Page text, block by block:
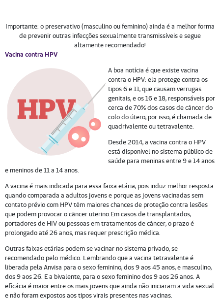
Importante: o preservativo (masculino ou feminino) ainda é a melhor forma
de prevenir outras infecções sexualmente transmissíveis e segue
altamente recomendado!
Vacina contra HPV
A boa notícia é que existe vacina
contra o HPV: ela protege contra os
tipos 6 e 11, que causam verrugas
genitais, e os 16 e 18, responsáveis por
cerca de 70% dos casos de câncer do
colo do útero, por isso, é chamada de
quadrivalente ou tetravalente.
Desde 2014, a vacina contra o HPV
está disponível no sistema público de
saúde para meninas entre 9 e 14 anos
e meninos de 11 a 14 anos.
A vacina é mais indicada para essa faixa etária, pois induz melhor resposta
quando comparada a adultos jovens e porque as jovens vacinadas sem
contato prévio com HPV têm maiores chances de proteção contra lesões
que podem provocar o câncer uterino.Em casos de transplantados,
portadores de HIV ou pessoas em tratamentos de câncer, o prazo é
prolongado até 26 anos, mas requer prescrição médica.
Outras faixas etárias podem se vacinar no sistema privado, se
recomendado pelo médico. Lembrando que a vacina tetravalente é
liberada pela Anvisa para o sexo feminino, dos 9 aos 45 anos, e masculino,
dos 9 aos 26. E a bivalente, para o sexo feminino dos 9 aos 26 anos. A
eficácia é maior entre os mais jovens que ainda não iniciaram a vida sexual
e não foram expostos aos tipos virais presentes nas vacinas.